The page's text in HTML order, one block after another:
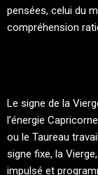
pensées, celui du
compréhension
Le signe de la
l’énergie
ou le Taureau
signe fixe, la
impulsé et